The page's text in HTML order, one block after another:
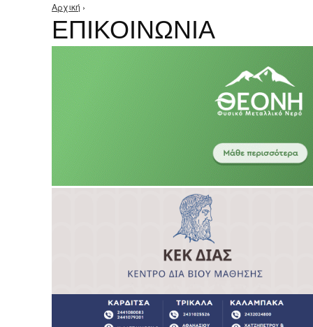
Είστε εδώ
Αρχική ›
ΕΠΙΚΟΙΝΩΝΙΑ